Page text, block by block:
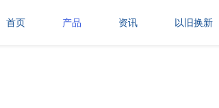
首页 产品 资讯 以旧换新